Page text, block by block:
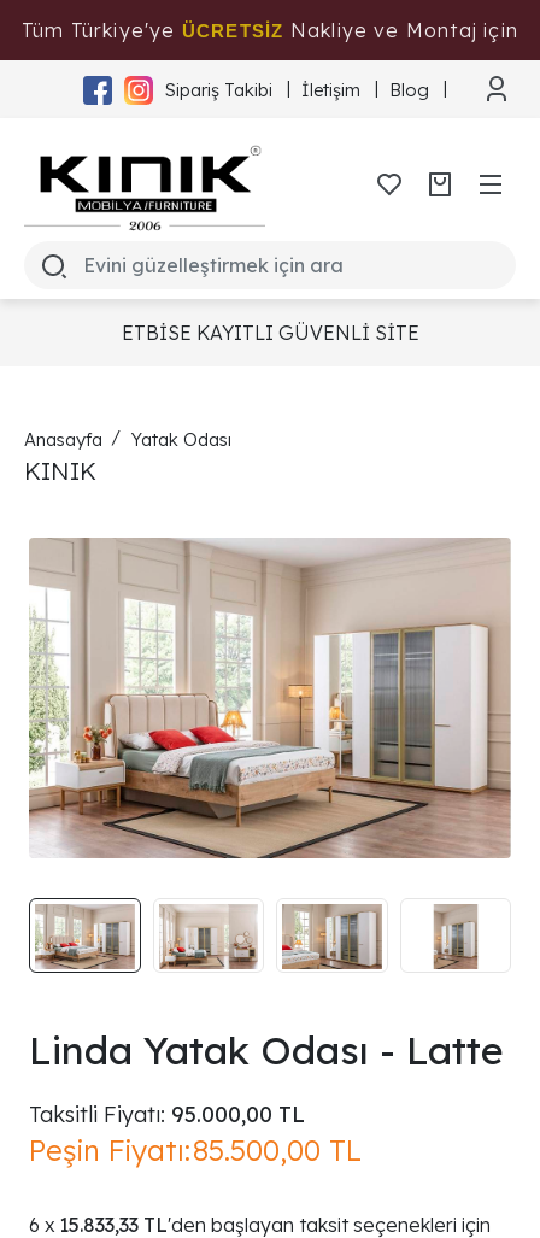
Tüm Türkiye'ye ÜCRETSİZ Nakliye ve Montaj için
Tıklayınız
Sipariş Takibi İletişim Blog
ETBİSE KAYITLI GÜVENLİ SİTE
Anasayfa Yatak Odası
KINIK
Linda Yatak Odası - Latte
Taksitli Fiyatı: 95.000,00 TL
Peşin Fiyatı:85.500,00 TL
15.833,33 TL'den başlayan taksit seçenekleri için